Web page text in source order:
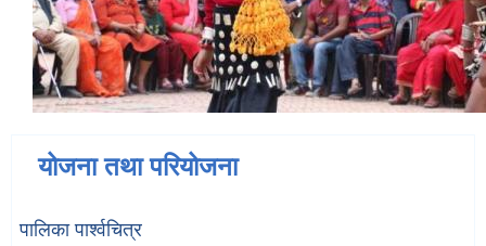
योजना तथा परियोजना
पालिका पार्श्वचित्र